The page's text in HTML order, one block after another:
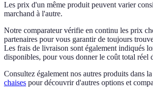
Les prix d'un même produit peuvent varier
marchand à l'autre.
Notre comparateur vérifie en continu les prix
partenaires pour vous garantir de toujours
Les frais de livraison sont également indiqués
disponibles, pour vous donner le coût total réel
Consultez également nos autres produits dans
chaises pour découvrir d'autres options et